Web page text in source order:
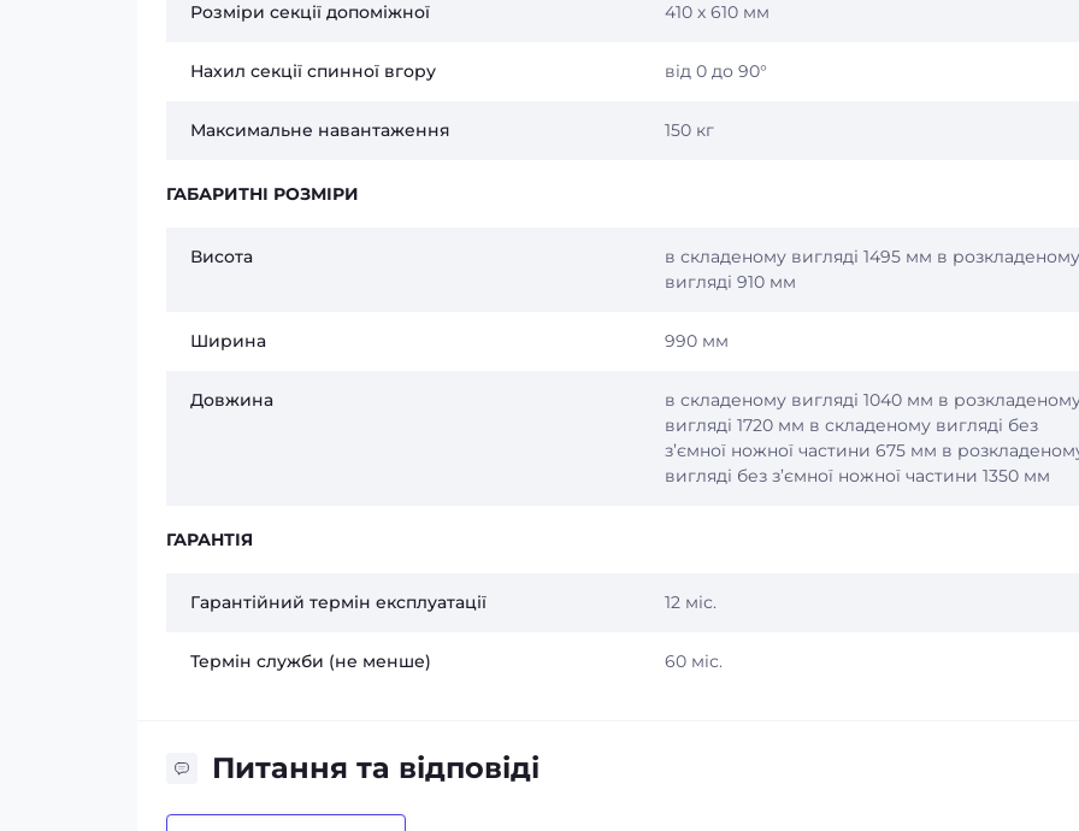
Розміри секції допоміжної 410 х 610 мм
Нахил секції спинної вгору від 0 до 90°
Максимальне навантаження 150 кг
ГАБАРИТНІ РОЗМІРИ
Висота
в складеному вигляді 1495 мм в розкладеному
вигляді 910 мм
Ширина 990 мм
Довжина
в складеному вигляді 1040 мм в
вигляді 1720 мм в складеному вигляді без
з’ємної ножної частини 675 мм в
вигляді без з’ємної ножної частини 1350 мм
ГАРАНТІЯ
Гарантійний термін експлуатації 12 міс.
Термін служби (не менше) 60 міс.
Питання та відповіді